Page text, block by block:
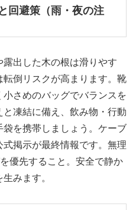
回避策（雨・夜の注
出した木の根は滑りやす
転倒リスクが高まります。靴
さめのバッグでバランスを
凍結に備え、飲み物・行動
を携帯しましょう。ケーブ
掲示が最終情報です。無理
優先すること。安全で静か
みます。